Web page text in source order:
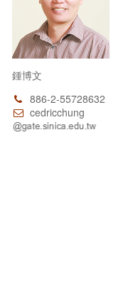
鍾博文
886-2-55728632
cedricchung